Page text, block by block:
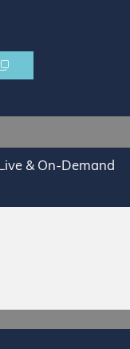
& On-Demand